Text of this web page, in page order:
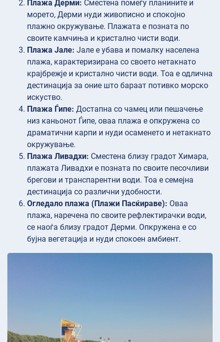
Плажа Дерми: Сместена помеѓу планините и
морето, Дерми нуди живописно и спокојно
плажно окружување. Плажата е позната по
своите камчиња и кристално чисти води.
Плажа Јале: Јале е убава и помалку населена
плажа, карактеризирана со своето нетакнато
крајбрежје и кристално чисти води. Тоа е одлична
дестинација за оние што бараат потивко морско
искуство.
Плажа Ѓипе: Достапна со чамец или пешачење
низ каньонот Ѓипе, оваа плажа е опкружена со
драматични карпи и нуди осаменето и нетакнато
окружување.
Плажа Ливадхи: Сместена близу градот Химара,
плажата Ливадхи е позната по своите песочливи
брегови и транспарентни води. Тоа е семејна
дестинација со различни удобности.
Огледало плажа (Плажи Пасќираве): Оваа
плажа, наречена по своите рефлектирачки води,
се наоѓа близу градот Дерми. Опкружена е со
бујна вегетација и нуди спокоен амбиент.